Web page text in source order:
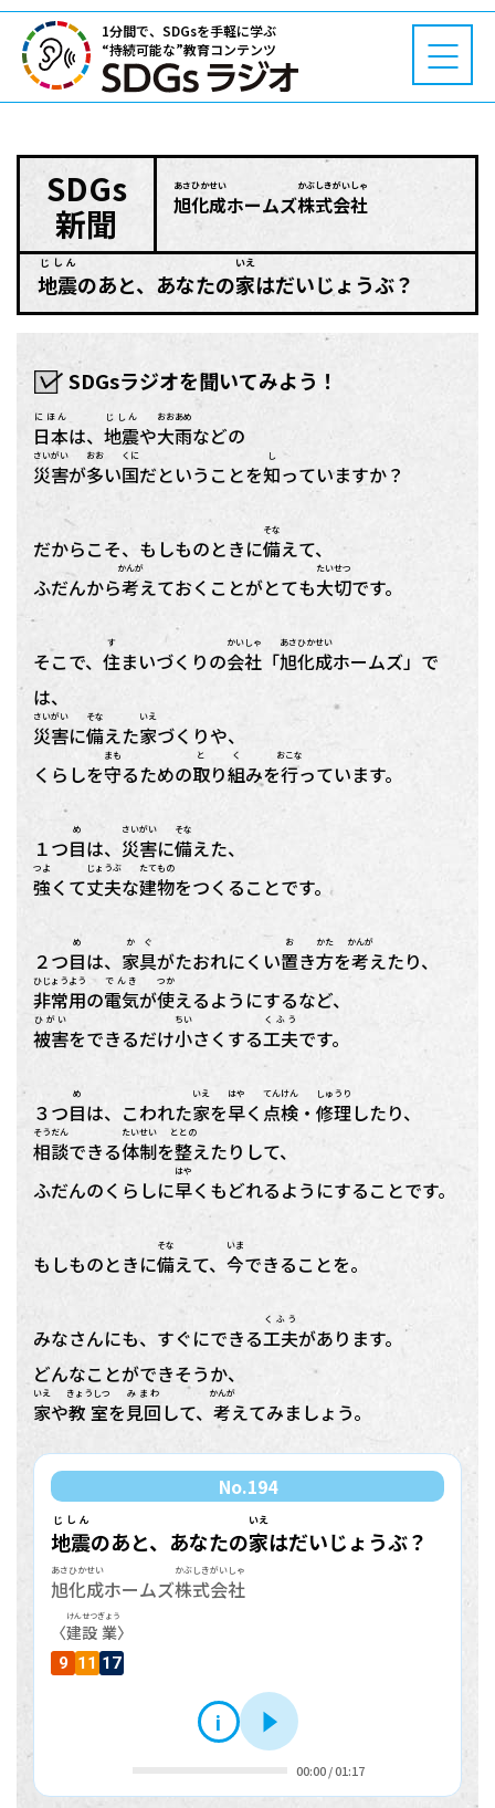
1分間で、SDGsを手軽に学ぶ
“持続可能な”教育コンテンツ
SDGs
新聞
旭化成
あさひかせい
ホームズ株式会社
かぶしきがいしゃ
地震
じしん
のあと、あなたの家
いえ
はだいじょうぶ？
SDGsラジオを聞いてみよう！
日本
にほん
は、 地震
じしん
や大雨
おおあめ
などの
災害
さいがい
が多
おお
い国
くに
だということを知
し
っていますか？
だからこそ、もしものときに備
そな
えて、
ふだんから考
かんが
えておくことがとても大切
たいせつ
です。
そこで、 住
す
まいづくりの会社
かいしゃ
「旭化成
あさひかせい
ホームズ」で
は、
災害
さいがい
に備
そな
えた家
いえ
づくりや、
くらしを守
まも
るための取
と
り組
く
みを行
おこな
っています。
１つ目
め
は、 災害
さいがい
に備
そな
えた、
強
つよ
くて丈夫
じょうぶ
な建物
たてもの
をつくることです。
２つ目
め
は、 家具
かぐ
がたおれにくい置
お
き方
かた
を考
かんが
えたり、
非常用
ひじょうよう
の電気
でんき
が使
つか
えるようにするなど、
被害
ひがい
をできるだけ小
ちい
さくする工夫
くふう
です。
３つ目
め
は、こわれた家
いえ
を早
はや
く 点検
てんけん
・ 修理
しゅうり
したり、
相談
そうだん
できる体制
たいせい
を整
ととの
えたりして、
ふだんのくらしに早
はや
くもどれるようにすることです。
もしものときに備
そな
えて、 今
いま
できることを。
みなさんにも、すぐにできる工夫
くふう
があります。
どんなことができそうか、
家
いえ
や教室
きょうしつ
を見回
みまわ
して、 考
かんが
えてみましょう。
No.194
地震
じしん
のあと、あなたの家
いえ
はだいじょうぶ？
旭化成
あさひかせい
ホームズ株式会社
かぶしきがいしゃ
9 11 17
〈建設
けんせつ
業
ぎょう
〉
i 再生
00:00/01:17